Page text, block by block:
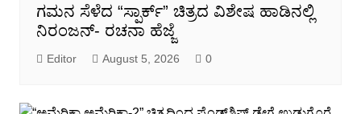
ಗಮನ ಸೆಳೆದ “ಸ್ಪಾರ್ಕ್” ಚಿತ್ರದ ವಿಶೇಷ ಹಾಡಿನಲ್ಲಿ
ನಿರಂಜನ್- ರಚನಾ ಹೆಜ್ಜೆ
Editor August 5, 2026 0